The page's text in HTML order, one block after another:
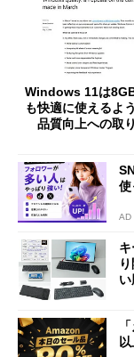
Windows 11は
も快適に使えるよ
品質向上への取
使
AD